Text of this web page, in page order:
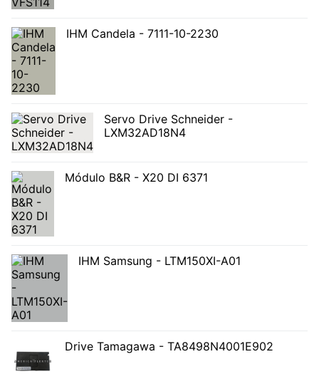
IHM Candela - 7111-10-2230
Servo Drive Schneider -
LXM32AD18N4
Módulo B&R - X20 DI 6371
IHM Samsung - LTM150XI-A01
Drive Tamagawa - TA8498N4001E902